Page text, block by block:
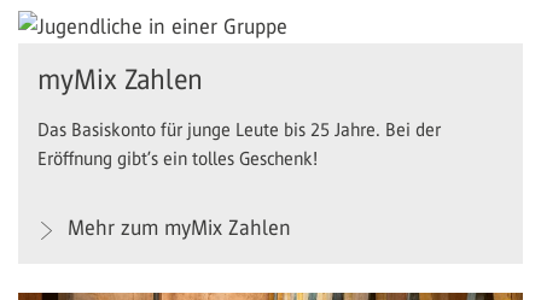
myMix Zahlen
Das Basiskonto für junge Leute bis 25 Jahre. Bei der
Eröffnung gibt’s ein tolles Geschenk!
Mehr zum myMix Zahlen